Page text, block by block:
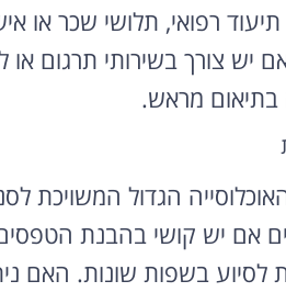
רפואי, תלושי שכר או
צורך בשירותי תרגום או
בתיאום מראש.
הגדול המשויכת
אם יש קושי בהבנת
בשפות שונות. האם